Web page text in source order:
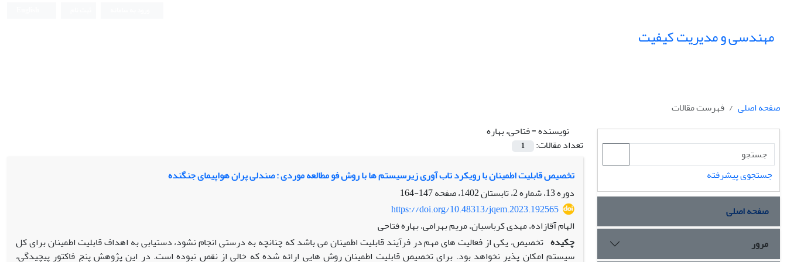
مهندسی و مدیریت کیفیت
صفحه اصلی
فهرست مقالات
نویسنده =فتاحی، بهاره
تعداد مقالات:
1
تخصیص قابلیت اطمینان با رویکرد تاب آوری زیرسیستم ها با روش فو مطالعه موردی : صندلی پران هواپیمای جنگنده
دوره 13، شماره 2، تابستان 1402، صفحه
147-164
https://doi.org/10.48313/jqem.2023.192565
الهام آقازاده، مهدی کرباسیان، مریم بهرامی، بهاره فتاحی
چکیده تخصیص، یکی از فعالیت های مهم در فرآیند قابلیت اطمینان می باشد که چنانچه به درستی انجام نشود، دستیابی به اهداف قابلیت اطمینان برای کل
سیستم امکان پذیر نخواهد بود. برای تخصیص قابلیت اطمینان روش هایی ارائه شده که خالی از نقص نبوده است. در این پژوهش پنج فاکتور پیچیدگی،
جستجوی پیشرفته
صفحه اصلی
مرور